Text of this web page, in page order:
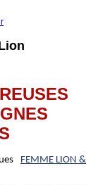
FEMME LION &